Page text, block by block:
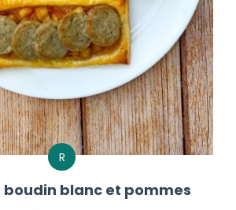
R
boudin blanc et pommes